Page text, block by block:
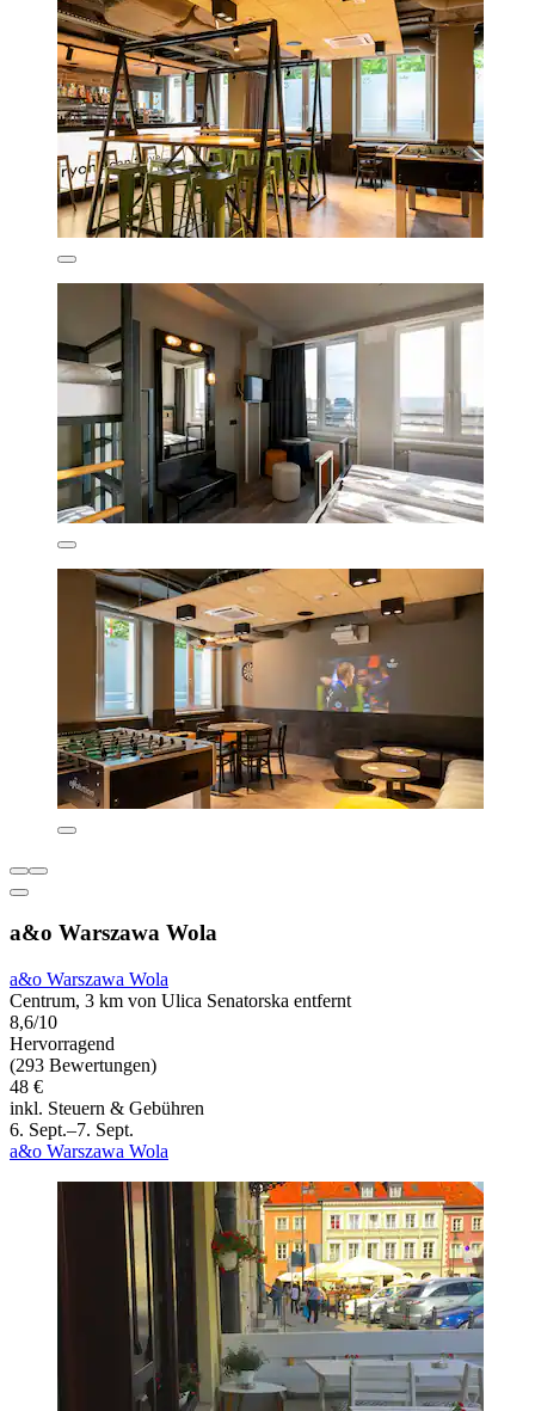
a&o Warszawa Wola
a&o Warszawa Wola
Centrum, 3 km von Ulica Senatorska entfernt
8,6/10
Hervorragend
(293 Bewertungen)
48 €
inkl. Steuern & Gebühren
6. Sept.–7. Sept.
a&o Warszawa Wola